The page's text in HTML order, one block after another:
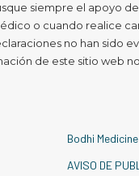
siempre el apoyo
o cuando realice
no han sido
de este sitio web
Bodhi Medicine
AVISO DE